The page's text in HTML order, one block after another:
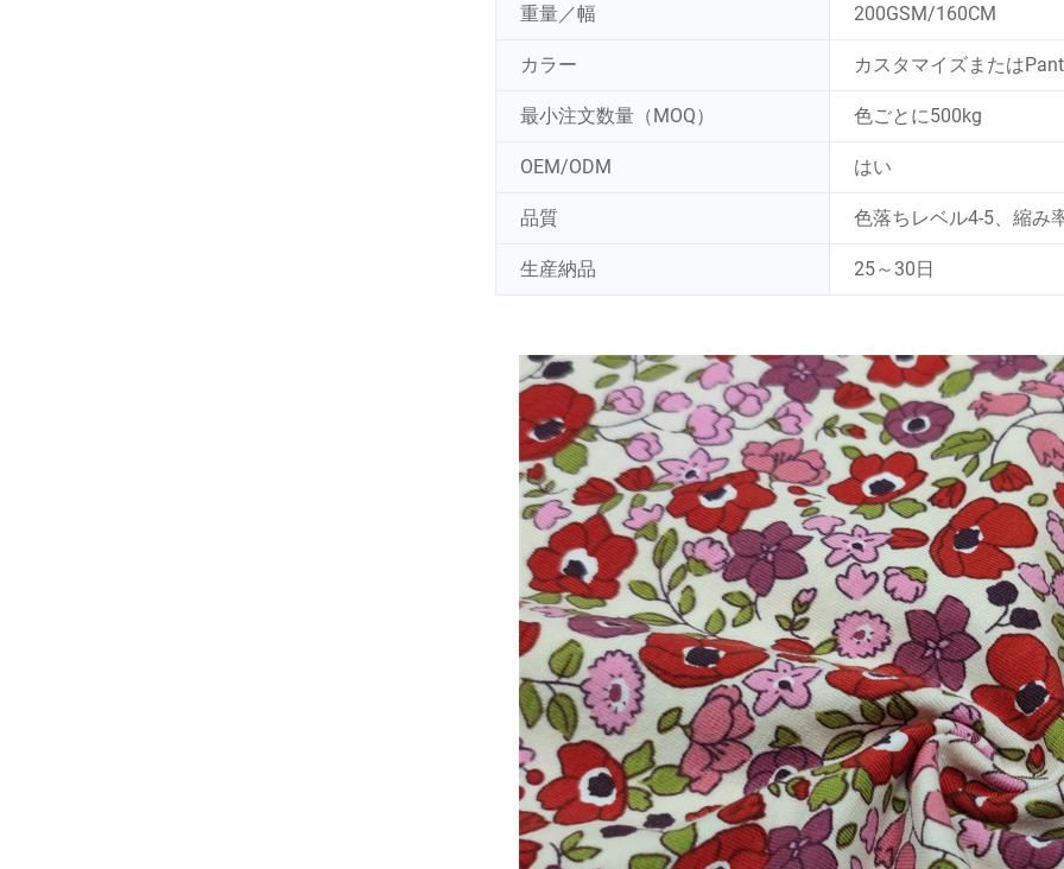
重量／幅 200GSM/160CM
カラー カスタマイズまたは
最小注文数量（MOQ） 色ごとに500kg
OEM/ODM はい
品質 色落ちレベル4-5、縮み
生産納品 25～30日